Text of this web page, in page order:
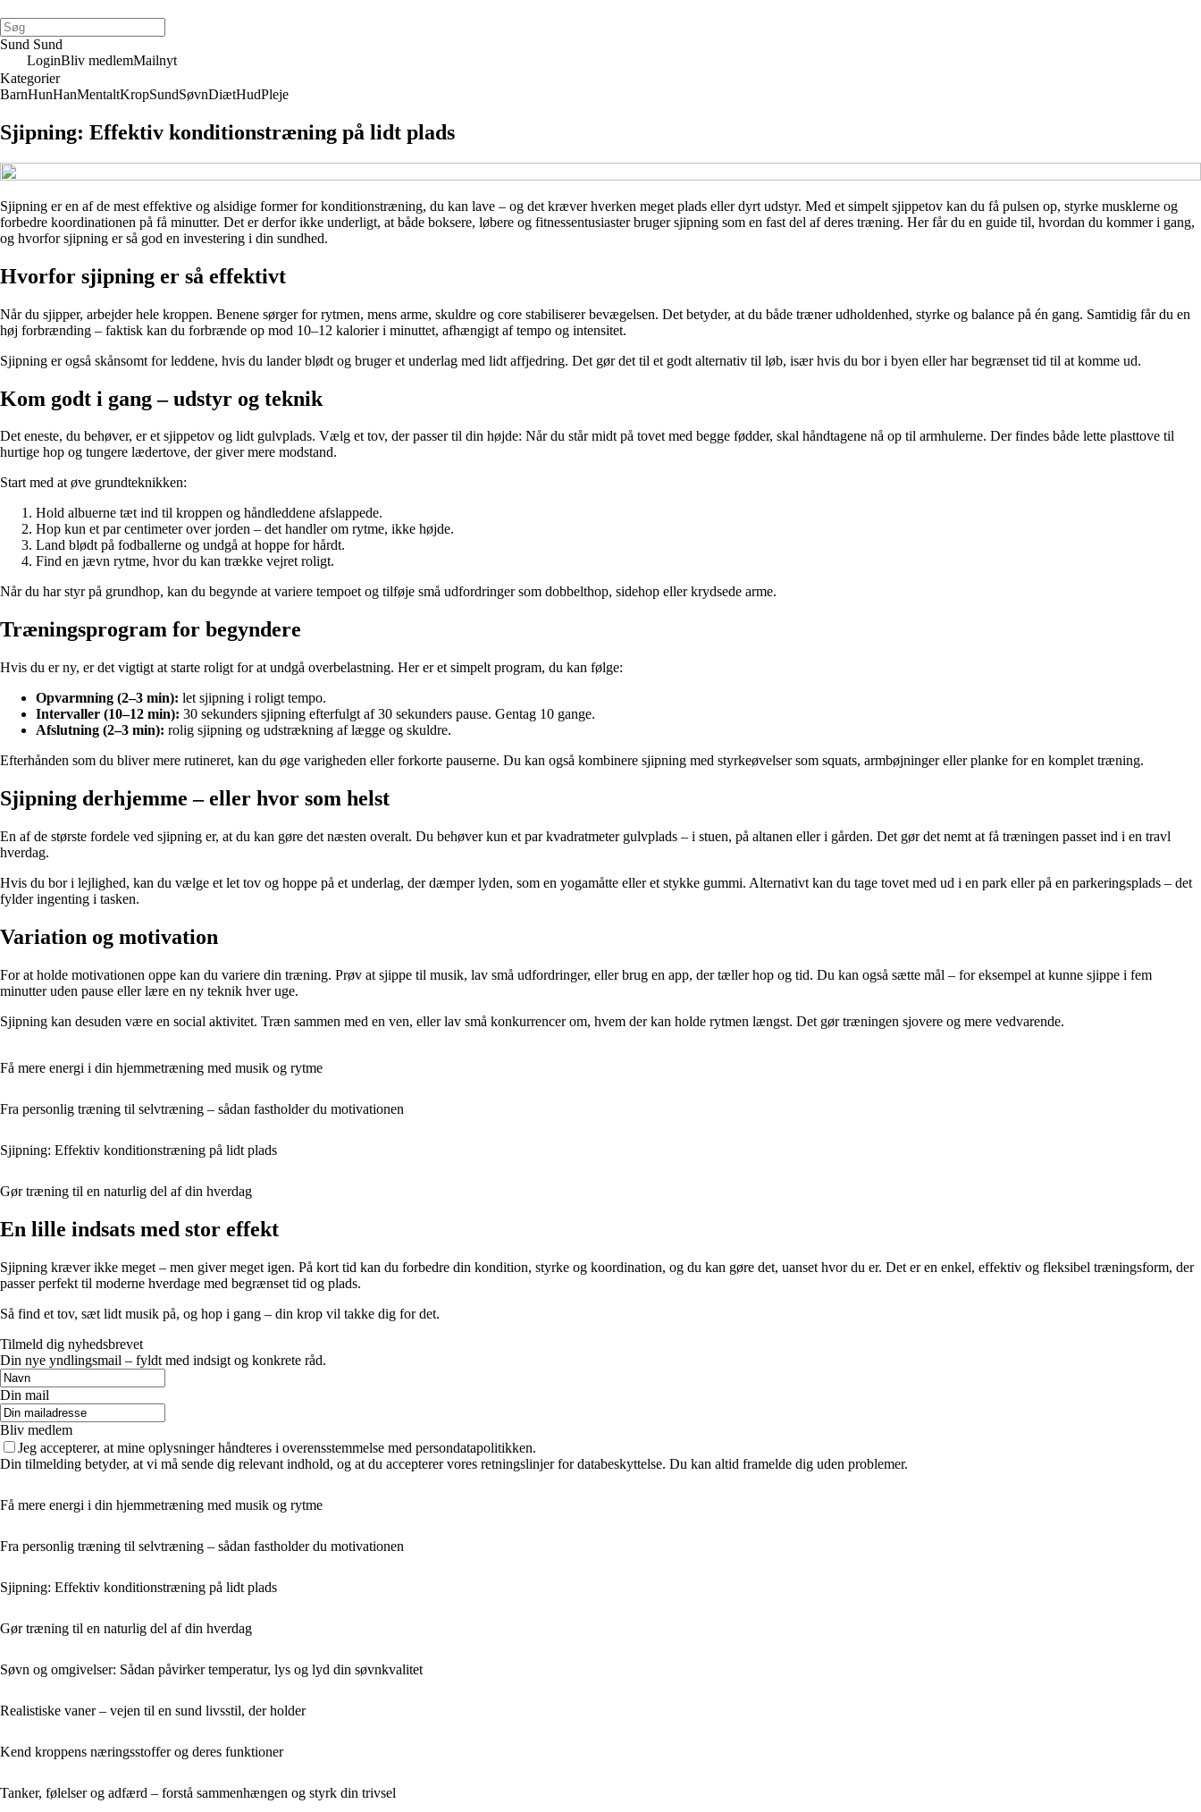
Sund Sund
LoginBliv medlemMailnyt
Kategorier
BarnHunHanMentaltKropSundSøvnDiætHudPleje
Sjipning: Effektiv konditionstræning på lidt plads
Sjipning er en af de mest effektive og alsidige former for konditionstræning, du kan lave – og det kræver hverken meget plads eller dyrt udstyr. Med et simpelt sjippetov kan du få pulsen op, styrke musklerne og
forbedre koordinationen på få minutter. Det er derfor ikke underligt, at både boksere, løbere og fitnessentusiaster bruger sjipning som en fast del af deres træning. Her får du en guide til, hvordan du kommer i gang,
og hvorfor sjipning er så god en investering i din sundhed.
Hvorfor sjipning er så effektivt
Når du sjipper, arbejder hele kroppen. Benene sørger for rytmen, mens arme, skuldre og core stabiliserer bevægelsen. Det betyder, at du både træner udholdenhed, styrke og balance på én gang. Samtidig får du en
høj forbrænding – faktisk kan du forbrænde op mod 10–12 kalorier i minuttet, afhængigt af tempo og intensitet.
Sjipning er også skånsomt for leddene, hvis du lander blødt og bruger et underlag med lidt affjedring. Det gør det til et godt alternativ til løb, især hvis du bor i byen eller har begrænset tid til at komme ud.
Kom godt i gang – udstyr og teknik
Det eneste, du behøver, er et sjippetov og lidt gulvplads. Vælg et tov, der passer til din højde: Når du står midt på tovet med begge fødder, skal håndtagene nå op til armhulerne. Der findes både lette plasttove til
hurtige hop og tungere lædertove, der giver mere modstand.
Start med at øve grundteknikken:
Hold albuerne tæt ind til kroppen og håndleddene afslappede.
Hop kun et par centimeter over jorden – det handler om rytme, ikke højde.
Land blødt på fodballerne og undgå at hoppe for hårdt.
Find en jævn rytme, hvor du kan trække vejret roligt.
Når du har styr på grundhop, kan du begynde at variere tempoet og tilføje små udfordringer som dobbelthop, sidehop eller krydsede arme.
Træningsprogram for begyndere
Hvis du er ny, er det vigtigt at starte roligt for at undgå overbelastning. Her er et simpelt program, du kan følge:
Opvarmning (2–3 min): let sjipning i roligt tempo.
Intervaller (10–12 min): 30 sekunders sjipning efterfulgt af 30 sekunders pause. Gentag 10 gange.
Afslutning (2–3 min): rolig sjipning og udstrækning af lægge og skuldre.
Efterhånden som du bliver mere rutineret, kan du øge varigheden eller forkorte pauserne. Du kan også kombinere sjipning med styrkeøvelser som squats, armbøjninger eller planke for en komplet træning.
Sjipning derhjemme – eller hvor som helst
En af de største fordele ved sjipning er, at du kan gøre det næsten overalt. Du behøver kun et par kvadratmeter gulvplads – i stuen, på altanen eller i gården. Det gør det nemt at få træningen passet ind i en travl
hverdag.
Hvis du bor i lejlighed, kan du vælge et let tov og hoppe på et underlag, der dæmper lyden, som en yogamåtte eller et stykke gummi. Alternativt kan du tage tovet med ud i en park eller på en parkeringsplads – det
fylder ingenting i tasken.
Variation og motivation
For at holde motivationen oppe kan du variere din træning. Prøv at sjippe til musik, lav små udfordringer, eller brug en app, der tæller hop og tid. Du kan også sætte mål – for eksempel at kunne sjippe i fem
minutter uden pause eller lære en ny teknik hver uge.
Sjipning kan desuden være en social aktivitet. Træn sammen med en ven, eller lav små konkurrencer om, hvem der kan holde rytmen længst. Det gør træningen sjovere og mere vedvarende.
Få mere energi i din hjemmetræning med musik og rytme
Fra personlig træning til selvtræning – sådan fastholder du motivationen
Sjipning: Effektiv konditionstræning på lidt plads
Gør træning til en naturlig del af din hverdag
En lille indsats med stor effekt
Sjipning kræver ikke meget – men giver meget igen. På kort tid kan du forbedre din kondition, styrke og koordination, og du kan gøre det, uanset hvor du er. Det er en enkel, effektiv og fleksibel træningsform, der
passer perfekt til moderne hverdage med begrænset tid og plads.
Så find et tov, sæt lidt musik på, og hop i gang – din krop vil takke dig for det.
Tilmeld dig nyhedsbrevet
Din nye yndlingsmail – fyldt med indsigt og konkrete råd.
Din mail
Bliv medlem
Jeg accepterer, at mine oplysninger håndteres i overensstemmelse med persondatapolitikken.
Din tilmelding betyder, at vi må sende dig relevant indhold, og at du accepterer vores retningslinjer for databeskyttelse. Du kan altid framelde dig uden problemer.
Få mere energi i din hjemmetræning med musik og rytme
Fra personlig træning til selvtræning – sådan fastholder du motivationen
Sjipning: Effektiv konditionstræning på lidt plads
Gør træning til en naturlig del af din hverdag
Søvn og omgivelser: Sådan påvirker temperatur, lys og lyd din søvnkvalitet
Realistiske vaner – vejen til en sund livsstil, der holder
Kend kroppens næringsstoffer og deres funktioner
Tanker, følelser og adfærd – forstå sammenhængen og styrk din trivsel